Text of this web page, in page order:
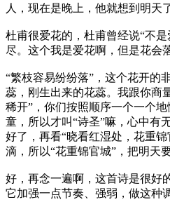
人，现在是晚上，他就想到明天
杜甫很爱花的，杜甫曾经说“不
尽。这个我是爱花啊，但是花会
“繁枝容易纷纷落”，这个花开的
蕊，刚生出来的花蕊。我跟你商
稀开”，你们按照顺序一个一个
童，所以才叫“诗圣”嘛，心中有
好了，再看“晓看红湿处，花重
滴，所以“花重锦官城”，把明天
好，再念一遍啊，这首诗是很好
它加强一点节奏、强弱，做这种